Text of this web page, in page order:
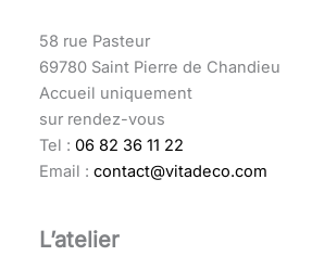
58 rue Pasteur
69780 Saint Pierre de Chandieu
Accueil uniquement
sur rendez-vous
Tel : 06 82 36 11 22
Email : contact@vitadeco.com
L’atelier